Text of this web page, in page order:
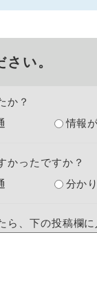
い。
か？
情報
かったですか？
分か
、下の投稿欄に